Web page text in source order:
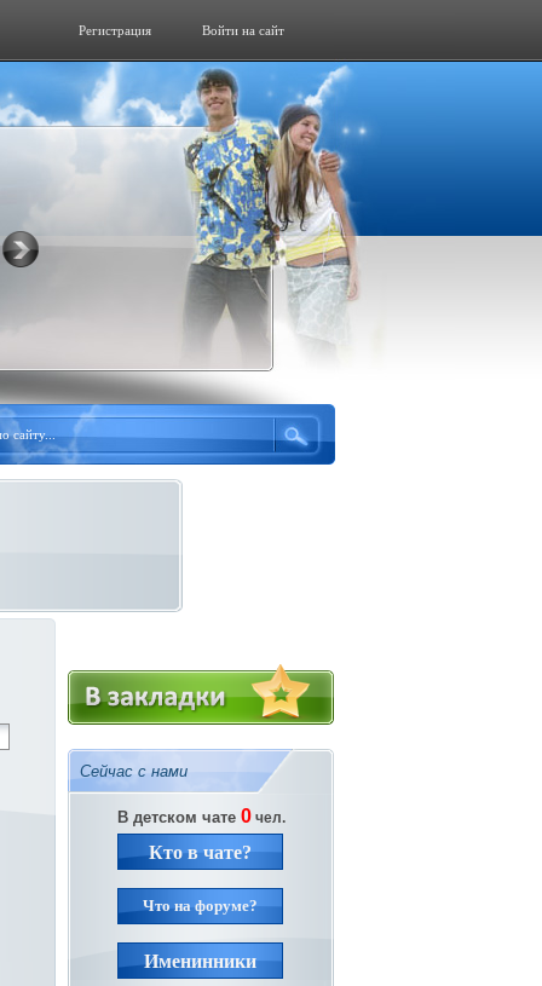
Войти на сайт
Регистрация
Сейчас с нами
В детском чате 0чел.
Кто в чате?
Что на форуме?
Именинники